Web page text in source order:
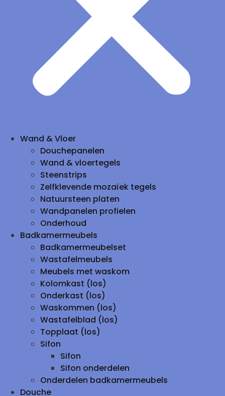
Wand & Vloer
Douchepanelen
Wand & vloertegels
Steenstrips
Zelfklevende mozaïek tegels
Natuursteen platen
Wandpanelen profielen
Onderhoud
Badkamermeubels
Badkamermeubelset
Wastafelmeubels
Meubels met waskom
Kolomkast (los)
Onderkast (los)
Waskommen (los)
Wastafelblad (los)
Topplaat (los)
Sifon
Sifon
Sifon onderdelen
Onderdelen badkamermeubels
Douche